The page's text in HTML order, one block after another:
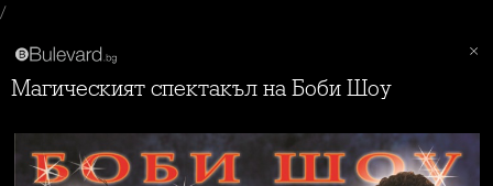
/
Магическият спектакъл на Боби Шоу